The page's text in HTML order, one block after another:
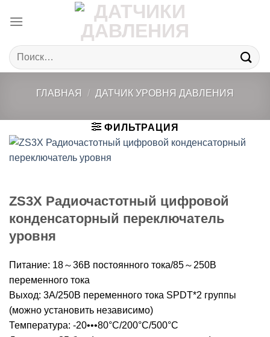
Искать:
ГЛАВНАЯ / ДАТЧИК УРОВНЯ ДАВЛЕНИЯ
ФИЛЬТРАЦИЯ
ZS3X Радиочастотный цифровой
конденсаторный переключатель
уровня
Питание: 18～36В постоянного тока/85～250В
переменного тока
Выход: 3А/250В переменного тока SPDT*2 группы
(можно установить независимо)
Температура: -20•••80°C/200°C/500°C